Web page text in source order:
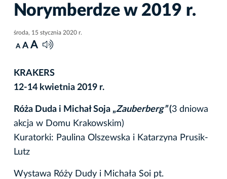
Norymberdze w 2019 r.
środa, 15 stycznia 2020 r.
A A A
KRAKERS
12-14 kwietnia 2019 r.
Róża Duda i Michał Soja „Zauberberg”(3 dniowa
akcja w Domu Krakowskim)
Kuratorki: Paulina Olszewska i Katarzyna Prusik-
Lutz
Wystawa Róży Dudy i Michała Soi pt.